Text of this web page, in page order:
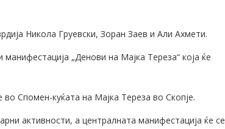
Никола Груевски, Зоран Заев и Али Ахмети.
„Денови на Мајка Тереза“ која ќе
Спомен-куќата на Мајка Тереза во Скопје.
активности, а централната манифестација ќе се